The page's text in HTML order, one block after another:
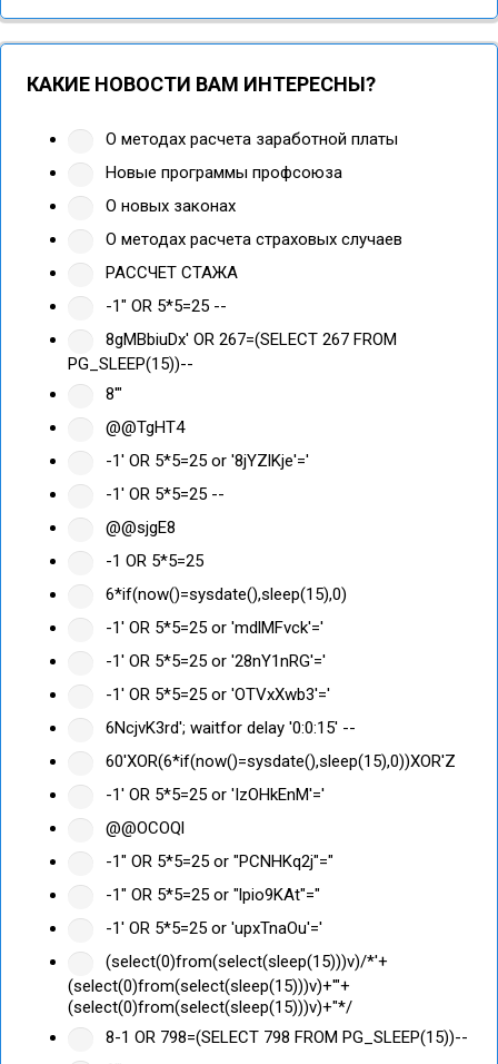
КАКИЕ НОВОСТИ ВАМ ИНТЕРЕСНЫ?
О методах расчета заработной платы
Новые программы профсоюза
О новых законах
О методах расчета страховых случаев
РАССЧЕТ СТАЖА
-1" OR 5*5=25 --
8gMBbiuDx' OR 267=(SELECT 267 FROM
PG_SLEEP(15))--
8'"
@@TgHT4
-1' OR 5*5=25 or '8jYZlKje'='
-1' OR 5*5=25 --
@@sjgE8
-1 OR 5*5=25
6*if(now()=sysdate(),sleep(15),0)
-1' OR 5*5=25 or 'mdlMFvck'='
-1' OR 5*5=25 or '28nY1nRG'='
-1' OR 5*5=25 or 'OTVxXwb3'='
6NcjvK3rd'; waitfor delay '0:0:15' --
60'XOR(6*if(now()=sysdate(),sleep(15),0))XOR'Z
-1' OR 5*5=25 or 'IzOHkEnM'='
@@OCOQl
-1" OR 5*5=25 or "PCNHKq2j"="
-1" OR 5*5=25 or "lpio9KAt"="
-1' OR 5*5=25 or 'upxTnaOu'='
(select(0)from(select(sleep(15)))v)/*'+
(select(0)from(select(sleep(15)))v)+'"+
(select(0)from(select(sleep(15)))v)+"*/
8-1 OR 798=(SELECT 798 FROM PG_SLEEP(15))--